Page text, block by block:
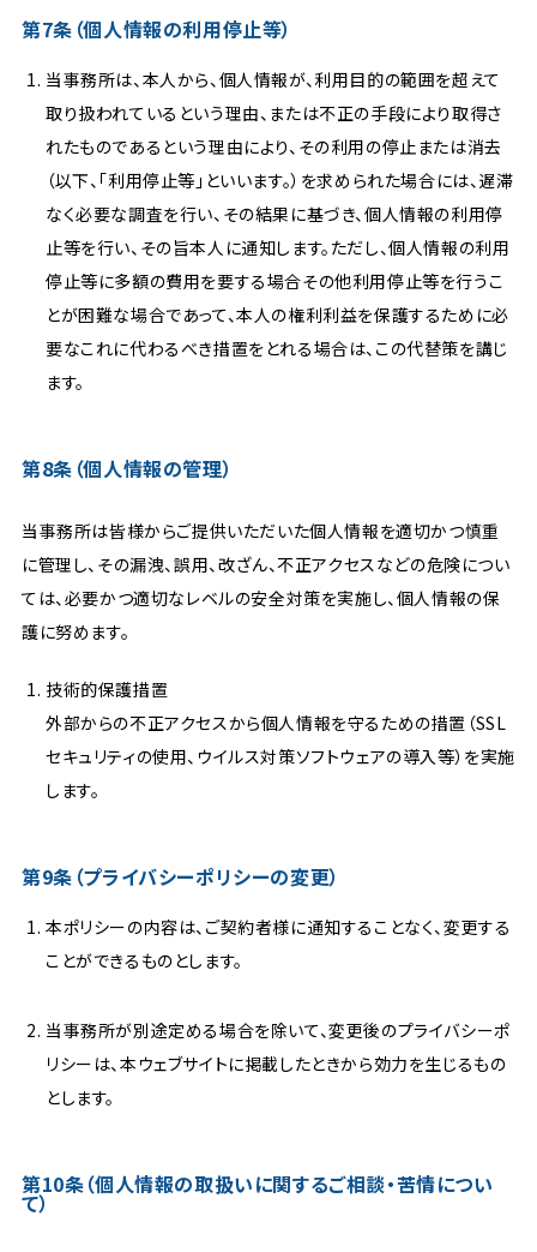
第7条（個人情報の利用停止等）
当事務所は、本人から、個人情報が、利用目的の範囲を超えて
取り扱われているという理由、または不正の手段により取得さ
れたものであるという理由により、その利用の停止または消去
（以下、「利用停止等」といいます。）を求められた場合には、遅滞
なく必要な調査を行い、その結果に基づき、個人情報の利用停
止等を行い、その旨本人に通知します。ただし、個人情報の利用
停止等に多額の費用を要する場合その他利用停止等を行うこ
とが困難な場合であって、本人の権利利益を保護するために必
要なこれに代わるべき措置をとれる場合は、この代替策を講じ
ます。
第8条（個人情報の管理）
当事務所は皆様からご提供いただいた個人情報を適切かつ慎重
に管理し、その漏洩、誤用、改ざん、不正アクセスなどの危険につい
ては、必要かつ適切なレベルの安全対策を実施し、個人情報の保
護に努めます。
技術的保護措置
外部からの不正アクセスから個人情報を守るための措置（SSL
セキュリティの使用、ウイルス対策ソフトウェアの導入等）を実施
します。
第9条（プライバシーポリシーの変更）
本ポリシーの内容は、ご契約者様に通知することなく、変更する
ことができるものとします。
当事務所が別途定める場合を除いて、変更後のプライバシーポ
リシーは、本ウェブサイトに掲載したときから効力を生じるもの
とします。
第10条（個人情報の取扱いに関するご相談・苦情につい
て）